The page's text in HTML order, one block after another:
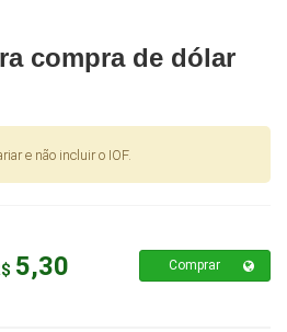
compra de dólar
e não incluir o IOF.
5,30 Comprar